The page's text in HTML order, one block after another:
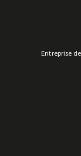
Entreprise